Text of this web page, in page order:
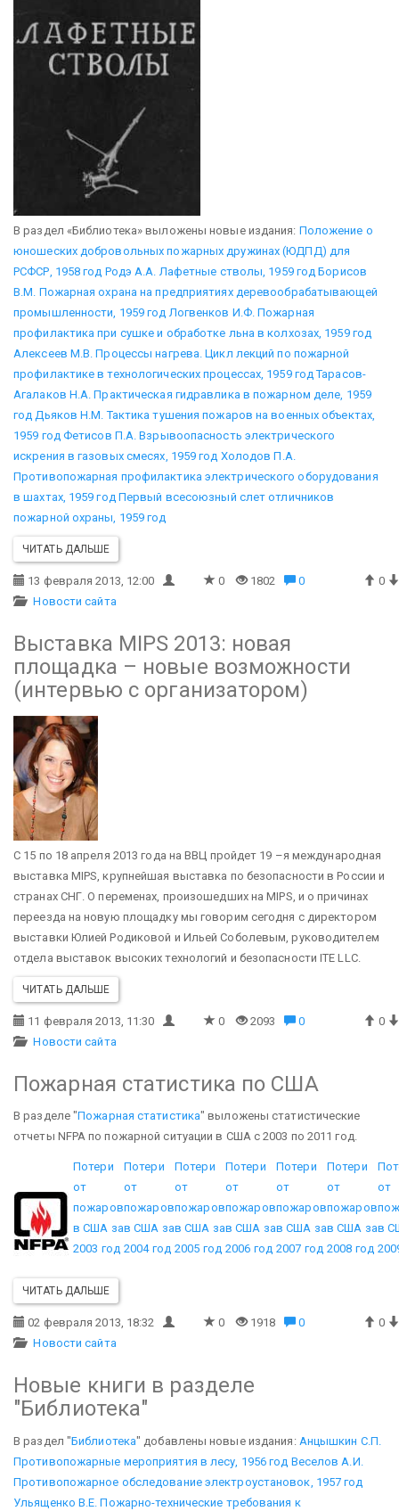
В раздел «Библиотека» выложены новые издания: Положение о
юношеских добровольных пожарных дружинах (ЮДПД) для
РСФСР, 1958 год Родэ А.А. Лафетные стволы, 1959 год Борисов
В.М. Пожарная охрана на предприятиях деревообрабатывающей
промышленности, 1959 год Логвенков И.Ф. Пожарная
профилактика при сушке и обработке льна в колхозах, 1959 год
Алексеев М.В. Процессы нагрева. Цикл лекций по пожарной
профилактике в технологических процессах, 1959 год Тарасов-
Агалаков Н.А. Практическая гидравлика в пожарном деле, 1959
год Дьяков Н.М. Тактика тушения пожаров на военных объектах,
1959 год Фетисов П.А. Взрывоопасность электрического
искрения в газовых смесях, 1959 год Холодов П.А.
Противопожарная профилактика электрического оборудования
в шахтах, 1959 год Первый всесоюзный слет отличников
пожарной охраны, 1959 год
ЧИТАТЬ ДАЛЬШЕ
13 февраля 2013, 12:00 0 1802 0
0
Новости сайта
Выставка MIPS 2013: новая
площадка – новые возможности
(интервью с организатором)
С 15 по 18 апреля 2013 года на ВВЦ пройдет 19 –я международная
выставка MIPS, крупнейшая выставка по безопасности в России и
странах СНГ. О переменах, произошедших на MIPS, и о причинах
переезда на новую площадку мы говорим сегодня с директором
выставки Юлией Родиковой и Ильей Соболевым, руководителем
отдела выставок высоких технологий и безопасности ITE LLC.
ЧИТАТЬ ДАЛЬШЕ
11 февраля 2013, 11:30 0 2093 0
0
Новости сайта
Пожарная статистика по США
В разделе "Пожарная статистика" выложены статистические
отчеты NFPA по пожарной ситуации в США с 2003 по 2011 год.
Потери
от
пожаров
в США за
2003 год
Потери
от
пожаров
в США за
2004 год
Потери
от
пожаров
в США за
2005 год
Потери
от
пожаров
в США за
2006 год
Потери
от
пожаров
в США за
2007 год
Потери
от
пожаров
в США за
2008 год
от
в
ЧИТАТЬ ДАЛЬШЕ
02 февраля 2013, 18:32 0 1918 0
0
Новости сайта
Новые книги в разделе
"Библиотека"
В раздел "Библиотека" добавлены новые издания: Анцышкин С.П.
Противопожарные мероприятия в лесу, 1956 год Веселов А.И.
Противопожарное обследование электроустановок, 1957 год
Ульященко В.Е. Пожарно-технические требования к